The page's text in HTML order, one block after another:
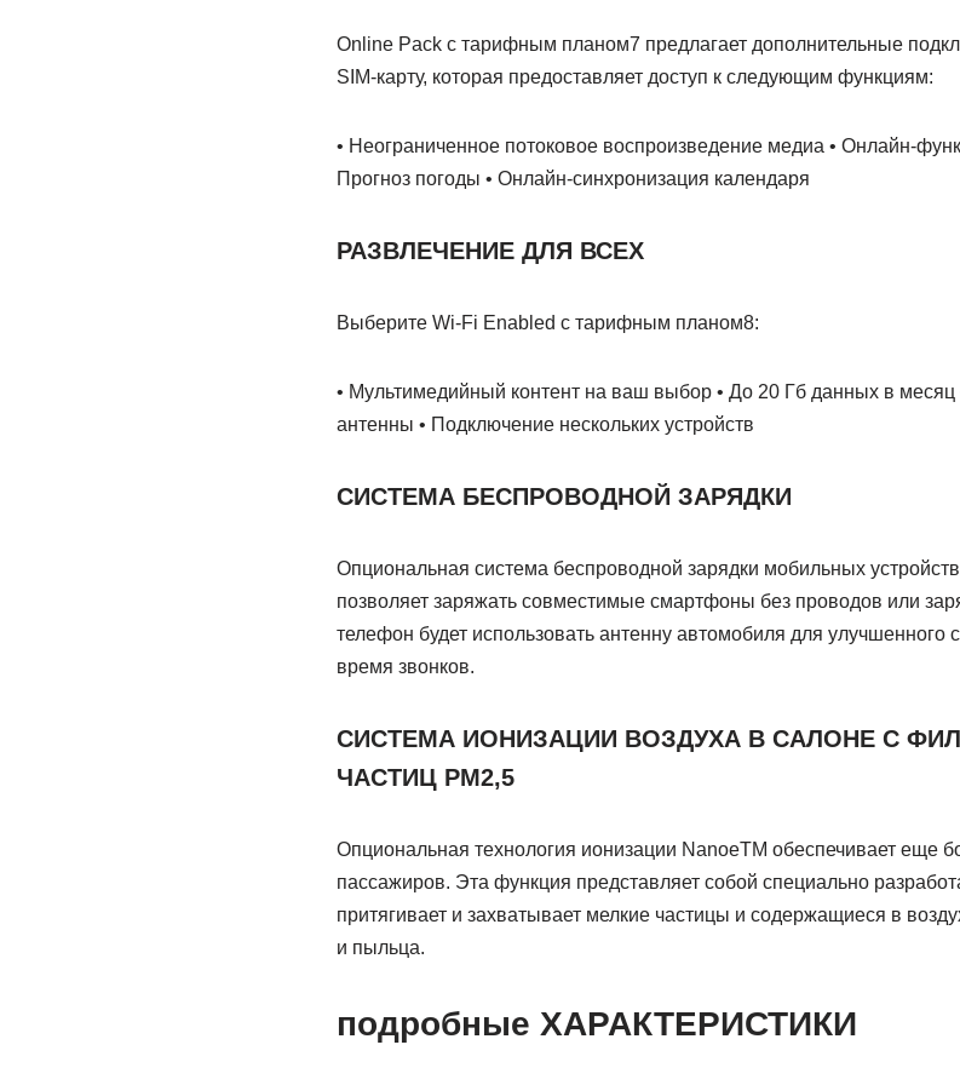
Online Pack с тарифным планом7 предлагает дополнительные
SIM-карту, которая предоставляет доступ к следующим функциям:
• Неограниченное потоковое воспроизведение медиа • Онлайн-
Прогноз погоды • Онлайн-синхронизация календаря
РАЗВЛЕЧЕНИЕ ДЛЯ ВСЕХ
Выберите Wi‑Fi Enabled с тарифным планом8:
• Мультимедийный контент на ваш выбор • До 20 Гб данных в
антенны • Подключение нескольких устройств
СИСТЕМА БЕСПРОВОДНОЙ ЗАРЯДКИ
Опциональная система беспроводной зарядки мобильных
позволяет заряжать совместимые смартфоны без проводов или
телефон будет использовать антенну автомобиля для
время звонков.
СИСТЕМА ИОНИЗАЦИИ ВОЗДУХА В САЛОНЕ С
ЧАСТИЦ PM2,5
Опциональная технология ионизации NanoeTM обеспечивает еще
пассажиров. Эта функция представляет собой специально
притягивает и захватывает мелкие частицы и содержащиеся в
и пыльца.
подробные ХАРАКТЕРИСТИКИ